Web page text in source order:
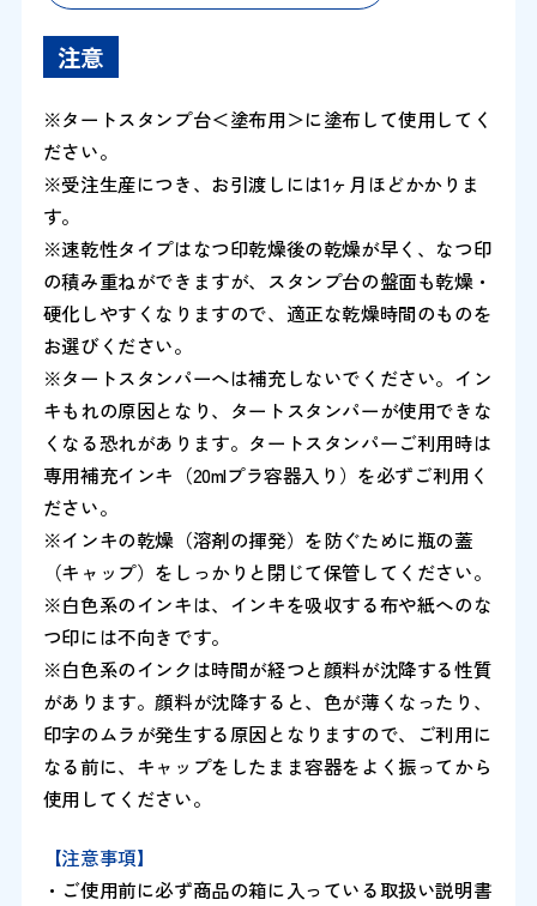
注意
※タートスタンプ台＜塗布用＞に塗布して使用してく
ださい。
※受注生産につき、お引渡しには1ヶ月ほどかかりま
す。
※速乾性タイプはなつ印乾燥後の乾燥が早く、なつ印
の積み重ねができますが、スタンプ台の盤面も乾燥・
硬化しやすくなりますので、適正な乾燥時間のものを
お選びください。
※タートスタンパーへは補充しないでください。イン
キもれの原因となり、タートスタンパーが使用できな
くなる恐れがあります。タートスタンパーご利用時は
専用補充インキ（20mlプラ容器入り）を必ずご利用く
ださい。
※インキの乾燥（溶剤の揮発）を防ぐために瓶の蓋
（キャップ）をしっかりと閉じて保管してください。
※白色系のインキは、インキを吸収する布や紙へのな
つ印には不向きです。
※白色系のインクは時間が経つと顔料が沈降する性質
があります。顔料が沈降すると、色が薄くなったり、
印字のムラが発生する原因となりますので、ご利用に
なる前に、キャップをしたまま容器をよく振ってから
使用してください。
【注意事項】
・ご使用前に必ず商品の箱に入っている取扱い説明書